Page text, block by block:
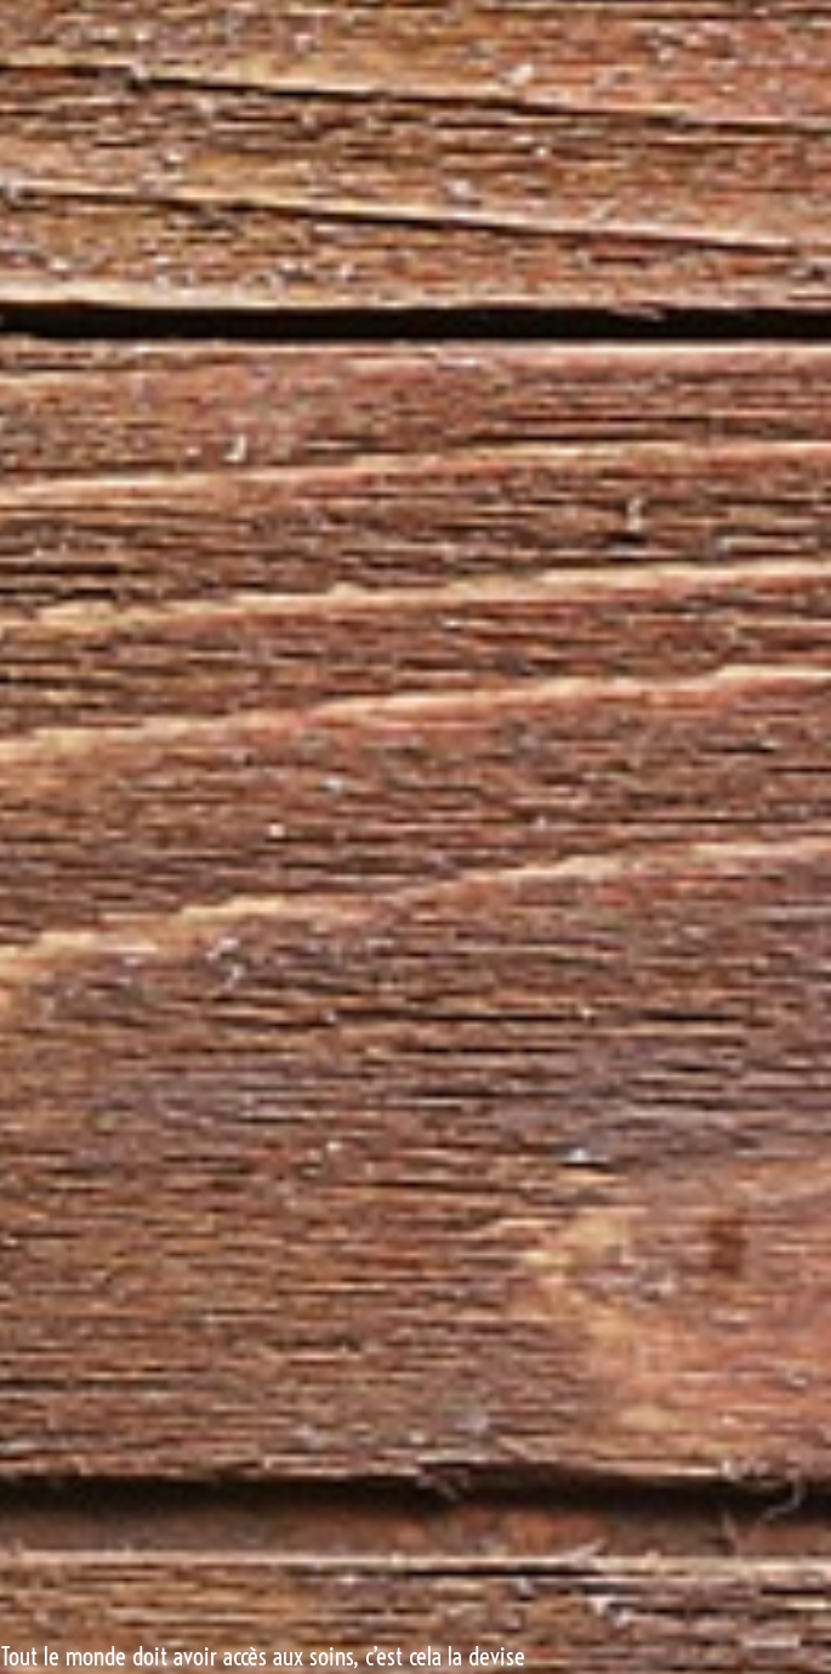
Tout le monde doit avoir accès aux soins, c’est cela la devise